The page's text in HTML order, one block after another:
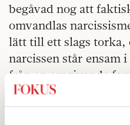
begåvad nog att
omvandlas
lätt till ett slags torka,
narcissen står ensam
från en omgivande
befruktande mylla.